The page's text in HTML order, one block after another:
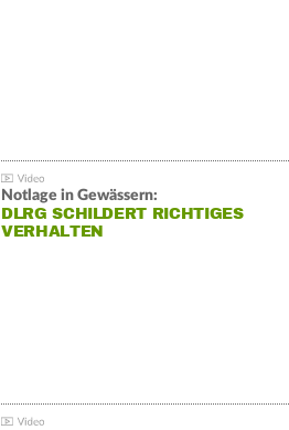
Notlage in Gewässern:
DLRG SCHILDERT RICHTIGES
VERHALTEN